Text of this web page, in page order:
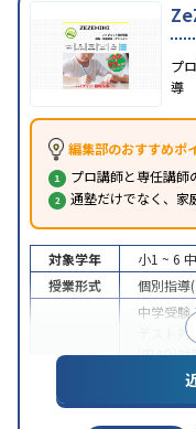
プ
導
編集部のおすすめポ
プロ講師と専任講師
通塾だけでなく、家
対象学年 小1 ~ 6
授業形式
個別指導
中学受験
テスト対策
(旧AO)対
私